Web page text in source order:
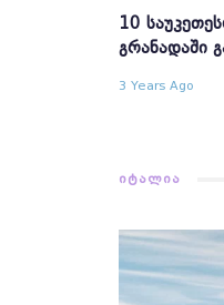
10
ᲒᲠᲐᲜᲐᲓᲐᲨᲘ
3 Years Ago
ᲘᲢᲐᲚᲘᲐ